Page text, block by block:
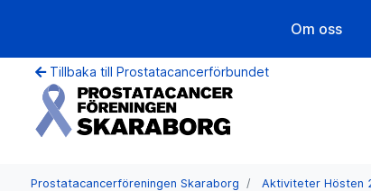
Om oss
Tillbaka till Prostatacancerförbundet
Prostatacancerföreningen Skaraborg Aktiviteter Hösten